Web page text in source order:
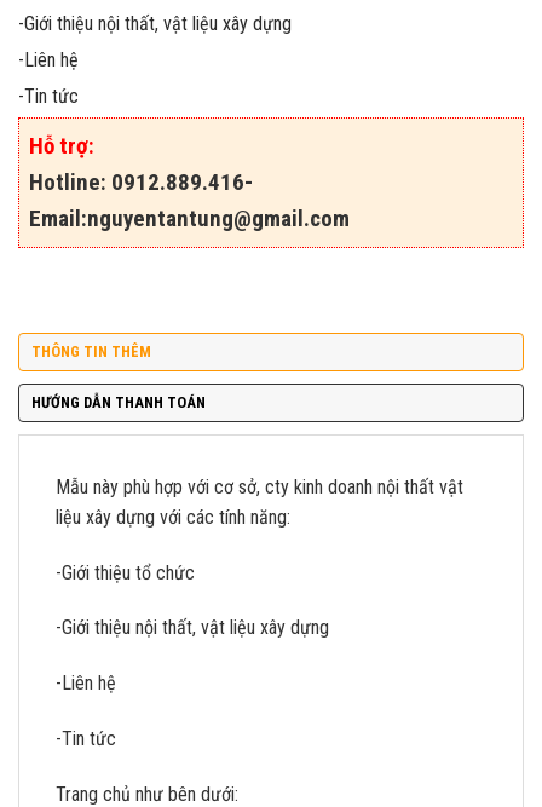
-Giới thiệu nội thất, vật liệu xây dựng
-Liên hệ
-Tin tức
Hỗ trợ:
Hotline: 0912.889.416-
Email:nguyentantung@gmail.com
THÔNG TIN THÊM
HƯỚNG DẪN THANH TOÁN
Mẫu này phù hợp với cơ sở, cty kinh doanh nội thất vật
liệu xây dựng với các tính năng:
-Giới thiệu tổ chức
-Giới thiệu nội thất, vật liệu xây dựng
-Liên hệ
-Tin tức
Trang chủ như bên dưới: